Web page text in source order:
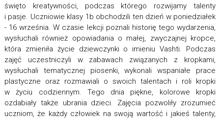
święto kreatywności, podczas którego rozwijamy talenty
i pasje. Uczniowie klasy 1b obchodzili ten dzień w poniedziałek
- 16 września. W czasie lekcji poznali historię tego wydarzenia,
wysłuchali również opowiadania o małej, zwyczajnej kropce,
która zmieniła życie dziewczynki o imieniu Vashti. Podczas
zajęć uczestniczyli w zabawach związanych z kropkami,
wysłuchali tematycznej piosenki, wykonali wspaniałe prace
plastyczne oraz rozmawiali o swoich talentach i roli kropki
w życiu codziennym. Tego dnia piękne, kolorowe kropki
ozdabiały także ubrania dzieci. Zajęcia pozwoliły zrozumieć
uczniom, że każdy człowiek na swoją wartość i jakieś talenty,